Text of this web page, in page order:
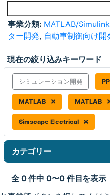
事業分類: MATLAB/
ター開発, 自動車制御向け開
現在の絞り込みキーワード
シミュレーション開発
MATLAB MATLAB
Simscape Electrical
カテゴリー
全 0 件中 0〜0 件目を表示